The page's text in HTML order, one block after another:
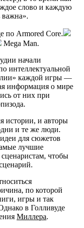
слово и каждую
важна».
по Armored Core.
Mega Man.
начали
интеллектуальной
каждой игры —
информация о мире
от них при
истории, и авторы
и те же люди.
для сюжетов
лучшие
чтобы
по которой
игры и так
в Голливуде
Миллера.